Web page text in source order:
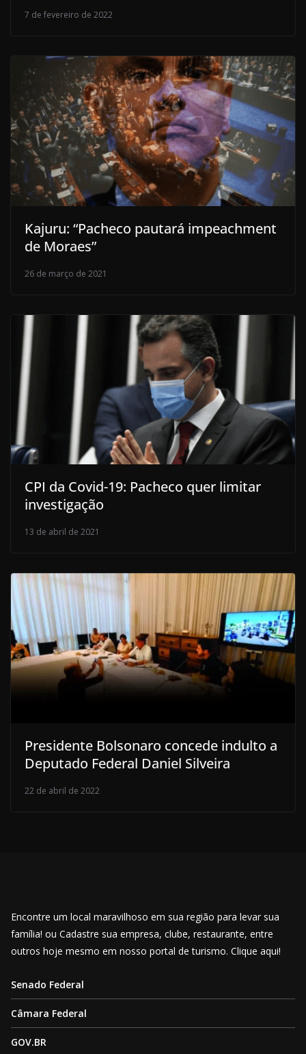
7 de fevereiro de 2022
Kajuru: “Pacheco pautará impeachment
de Moraes”
26 de março de 2021
CPI da Covid-19: Pacheco quer limitar
investigação
13 de abril de 2021
Presidente Bolsonaro concede indulto a
Deputado Federal Daniel Silveira
22 de abril de 2022
Encontre um local maravilhoso em sua região para levar sua
família! ou Cadastre sua empresa, clube, restaurante, entre
outros hoje mesmo em nosso portal de turismo. Clique aqui!
Senado Federal
Câmara Federal
GOV.BR